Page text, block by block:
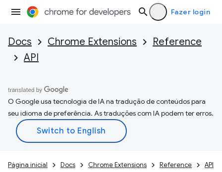
Fazer login
Docs Chrome Extensions
Reference
API
O Google usa tecnologia de IA na tradução de conteúdos para
seu idioma de preferência. As traduções com IA podem ter erros.
Página inicial Docs Chrome Extensions Reference API